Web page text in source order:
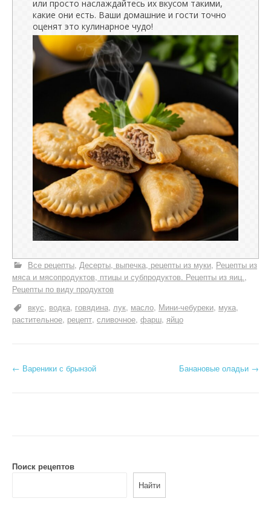
или просто наслаждайтесь их вкусом такими,
какие они есть. Ваши домашние и гости точно
оценят это кулинарное чудо!
Все рецепты Десерты, выпечка, рецепты из муки Рецепты из
мяса и мясопродуктов, птицы и субпродуктов. Рецепты из яиц.
Рецепты по виду продуктов
вкус водка говядина лук масло Мини-чебуреки мука
растительное рецепт сливочное фарш яйцо
Н
г
← Вареники с брынзой Банановые оладьи →
Поиск рецептов
Найти